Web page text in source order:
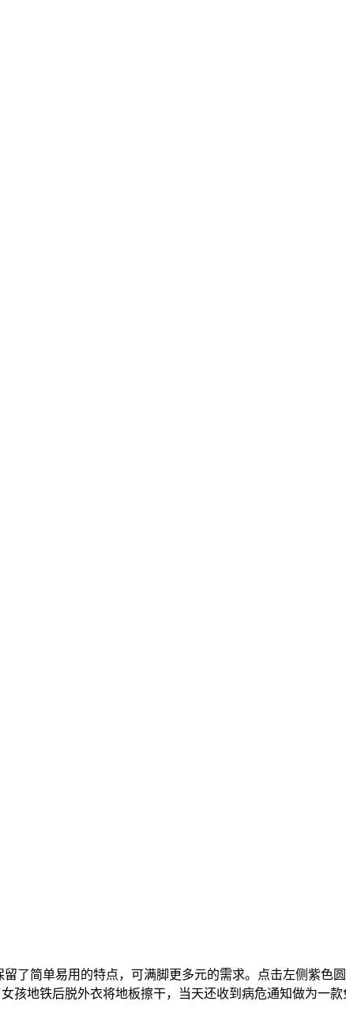
简单易用的特点，可满脚更多元的需求。点击左侧紫色
孩地铁后脱外衣将地板擦干，当天还收到病危通知做为一